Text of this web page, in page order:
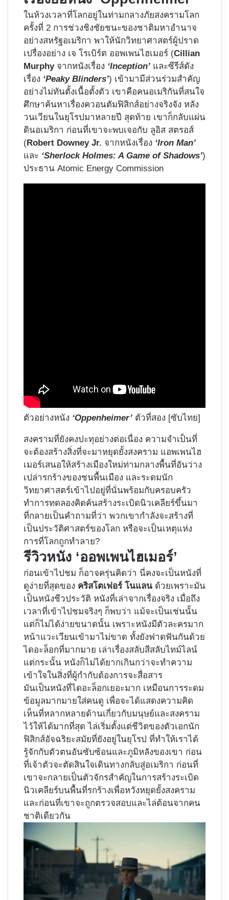
ในห้วงเวลาที่โลกอยู่ในท่ามกลางภัยสงครามโลก
ครั้งที่ 2 การช่วงชิงชัยชนะของชาติมหาอำนาจ
อย่างสหรัฐอเมริกา พาให้นักวิทยาศาสตร์ผู้ปราด
เปรื่องอย่าง เจ โรเบิร์ต ออพเพนไฮเมอร์ (Cillian
Murphyจากหนังเรื่อง ‘Inception’ และซีรีส์ดัง
เรื่อง ‘Peaky Blinders’) เข้ามามีส่วนร่วมสำคัญ
อย่างไม่ทันตั้งเนื้อตั้งตัว เขาคือคนอเมริกันที่สนใจ
ศึกษาค้นหาเรื่องควอนตัมฟิสิกส์อย่างจริงจัง หลัง
วนเวียนในยุโรปมาหลายปี สุดท้าย เขาก็กลับแผ่น
ดินอเมริกา ก่อนที่เขาจะพบเจอกับ ลูอิส สตรอส์
(Robert Downey Jr. จากหนังเรื่อง ‘Iron Man’
และ ‘Sherlock Holmes: A Game of Shadows’)
ประธาน Atomic Energy Commission
ตัวอย่างหนัง ‘Oppenheimer’ ตัวที่สอง [ซับไทย]
สงครามที่ยังคงปะทุอย่างต่อเนื่อง ความจำเป็นที่
จะต้องสร้างสิ่งที่จะมาหยุดยั้งสงคราม แอพเพนไฮ
เมอร์เสนอให้สร้างเมืองใหม่ท่ามกลางพื้นที่อันว่าง
เปล่ารกร้างของชนพื้นเมือง และระดมนัก
วิทยาศาสตร์เข้าไปอยู่ที่นั่นพร้อมกับครอบครัว
ทำการทดลองคิดค้นสร้างระเบิดนิวเคลียร์ขึ้นมา
ที่กลายเป็นคำถามที่ว่า พวกเขากำลังจะสร้างที่
เป็นประวัติศาสตร์ของโลก หรือจะเป็นเหตุแห่ง
การที่โลกถูกทำลาย?
รีวิวหนัง ‘ออพเพนไฮเมอร์’
ก่อนเข้าไปชม ก็อาจครุ่นคิดว่า นี่คงจะเป็นหนังที่
ดูง่ายที่สุดของ คริสโตเฟอร์ โนแลน ด้วยเพราะมัน
เป็นหนังชีวประวัติ หนังที่เล่าจากเรื่องจริง เมื่อถึง
เวลาที่เข้าไปชมจริงๆ ก็พบว่า แม้จะเป็นเช่นนั้น
แต่ก็ไม่ได้ง่ายขนาดนั้น เพราะหนังมีตัวละครมาก
หน้าแวะเวียนเข้ามาไม่ขาด ทั้งยังฟาดฟันกันด้วย
ไดอะล็อกที่มากมาย เล่าเรื่องสลับสีสลับไทม์ไลน์
แต่กระนั้น หนังก็ไม่ได้ยากเกินกว่าจะทำความ
เข้าใจในสิ่งที่ผู้กำกับต้องการจะสื่อสาร
มันเป็นหนังที่ไดอะล็อกเยอะมาก เหมือนการระดม
ข้อมูลมากมายใส่คนดู เพื่อจะได้แสดงความคิด
เห็นที่หลากหลายด้านเกี่ยวกับมนุษย์และสงคราม
ไว้ให้ได้มากที่สุด ไล่เริ่มตั้งแต่ชีวิตของตัวเอกนัก
ฟิสิกส์อัจฉริยะสมัยที่ยังอยู่ในยุโรป ที่ทำให้เราได้
รู้จักกับตัวตนอันซับซ้อนและภูมิหลังของเขา ก่อน
ที่เจ้าตัวจะตัดสินใจเดินทางกลับสู่อเมริกา ก่อนที่
เขาจะกลายเป็นตัวจักรสำคัญในการสร้างระเบิด
นิวเคลียร์บนพื้นที่รกร้างเพื่อหวังหยุดยั้งสงคราม
และก่อนที่เขาจะถูกตรวจสอบและไล่ต้อนจากคน
ชาติเดียวกัน